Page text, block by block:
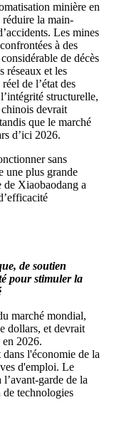
minière en
la main-
Les mines
à des
de décès
réseaux et les
de l’état des
structurelle,
devrait
que le marché
d’ici 2026.
sans
une plus grande
Xiaobaodang a
de soutien
pour stimuler la
marché mondial,
dollars, et devrait
2026.
l'économie de la
d'emploi. Le
garde de la
technologies